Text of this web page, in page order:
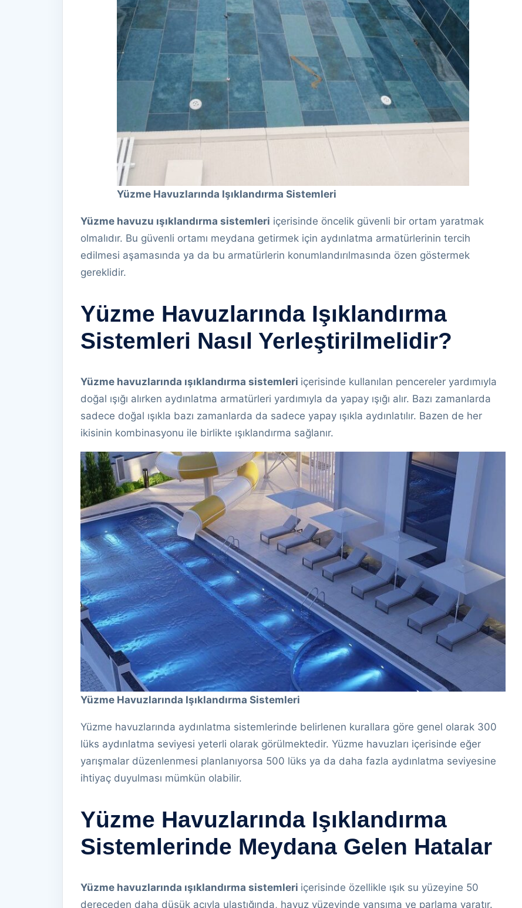
Yüzme Havuzlarında Işıklandırma Sistemleri
Yüzme havuzu ışıklandırma sistemleri içerisinde öncelik güvenli bir ortam yaratmak
olmalıdır. Bu güvenli ortamı meydana getirmek için aydınlatma armatürlerinin tercih
edilmesi aşamasında ya da bu armatürlerin konumlandırılmasında özen göstermek
gereklidir.
Yüzme Havuzlarında Işıklandırma
Sistemleri Nasıl Yerleştirilmelidir?
Yüzme havuzlarında ışıklandırma sistemleri içerisinde kullanılan pencereler yardımıyla
doğal ışığı alırken aydınlatma armatürleri yardımıyla da yapay ışığı alır. Bazı zamanlarda
sadece doğal ışıkla bazı zamanlarda da sadece yapay ışıkla aydınlatılır. Bazen de her
ikisinin kombinasyonu ile birlikte ışıklandırma sağlanır.
Yüzme Havuzlarında Işıklandırma Sistemleri
Yüzme havuzlarında aydınlatma sistemlerinde belirlenen kurallara göre genel olarak 300
lüks aydınlatma seviyesi yeterli olarak görülmektedir. Yüzme havuzları içerisinde eğer
yarışmalar düzenlenmesi planlanıyorsa 500 lüks ya da daha fazla aydınlatma seviyesine
ihtiyaç duyulması mümkün olabilir.
Yüzme Havuzlarında Işıklandırma
Sistemlerinde Meydana Gelen Hatalar
Yüzme havuzlarında ışıklandırma sistemleri içerisinde özellikle ışık su yüzeyine 50
dereceden daha düşük açıyla ulaştığında, havuz yüzeyinde yansıma ve parlama yaratır.